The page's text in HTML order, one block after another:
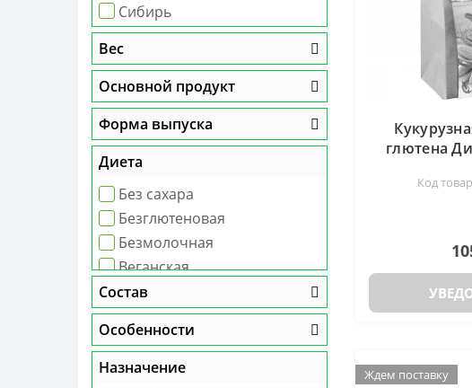
Сибирь
Вес
Основной продукт
Форма выпуска
Диета
Без сахара
Безглютеновая
Безмолочная
Веганская
Вегетарианская
Высокобелковая
Диета Дюкана
Кетогенная диета
Состав
Особенности
Назначение
глютена
Код
Ждем поставку